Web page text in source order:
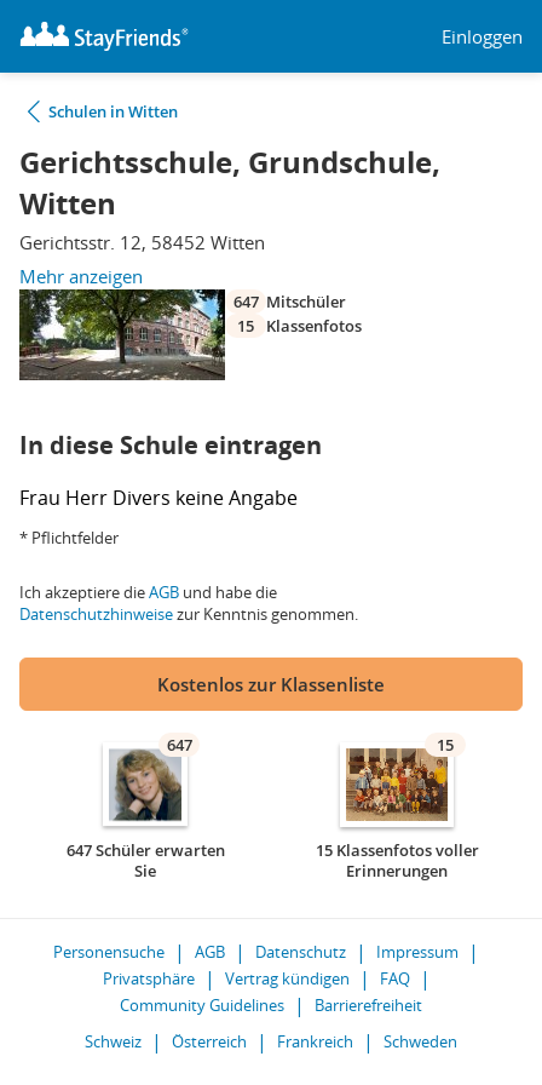
Einloggen
Schulen in Witten
Gerichtsschule, Grundschule,
Witten
Gerichtsstr. 12, 58452 Witten
Mehr anzeigen
647 Mitschüler
15
Klassenfotos
In diese Schule eintragen
Frau Herr Divers keine Angabe
* Pflichtfelder
Ich akzeptiere dieAGB und habe die
Datenschutzhinweisezur Kenntnis genommen.
Kostenlos zur Klassenliste
647
647 Schüler erwarten
Sie
15
15 Klassenfotos voller
Erinnerungen
Personensuche AGB Datenschutz
Impressum
Privatsphäre
Vertrag kündigen
FAQ
Community Guidelines
Barrierefreiheit
Schweiz
Österreich Frankreich Schweden